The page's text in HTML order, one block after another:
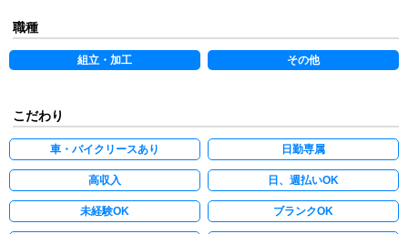
職種
組立・加工 その他
こだわり
車・バイクリースあり 日勤専属
高収入 日、週払いOK
未経験OK ブランクOK